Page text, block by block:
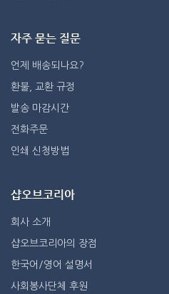
자주 묻는 질문
언제 배송되나요?
환불, 교환 규정
발송 마감시간
전화주문
인쇄 신청방법
샵오브코리아
회사 소개
샵오브코리아의 장점
한국어/영어 설명서
사회봉사단체 후원